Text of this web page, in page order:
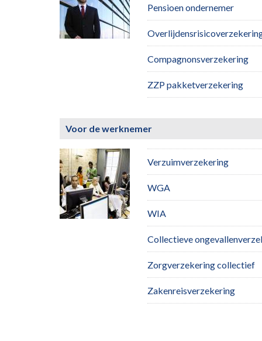
Pensioen ondernemer
Compagnonsverzekering
ZZP pakketverzekering
Voor de werknemer
Verzuimverzekering
WGA
WIA
Collectieve
Zorgverzekering collectief
Zakenreisverzekering